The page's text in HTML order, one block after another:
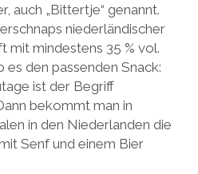
auch „Bittertje“ genannt.
niederländischer
mit mindestens 35 % vol.
den passenden Snack:
ist der Begriff
bekommt man in
in den Niederlanden die
Senf und einem Bier